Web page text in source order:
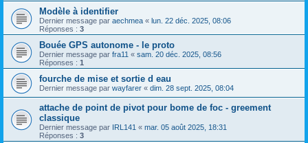
Modèle à identifier
Dernier message par aechmea « lun. 22 déc. 2025, 08:06
Réponses : 3
Bouée GPS autonome - le proto
Dernier message par fra11 « sam. 20 déc. 2025, 08:56
Réponses : 1
fourche de mise et sortie d eau
Dernier message par wayfarer « dim. 28 sept. 2025, 08:04
attache de point de pivot pour bome de foc - greement
classique
Dernier message par IRL141 « mar. 05 août 2025, 18:31
Réponses : 3